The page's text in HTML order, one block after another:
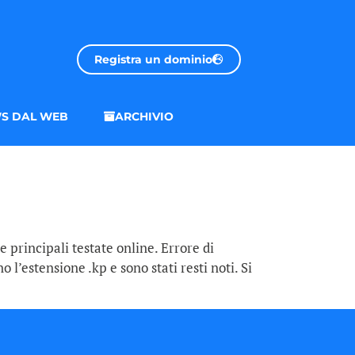
Registra un dominio
DAL WEB ARCHIVIO
principali testate online. Errore di
l’estensione .kp e sono stati resti noti. Si